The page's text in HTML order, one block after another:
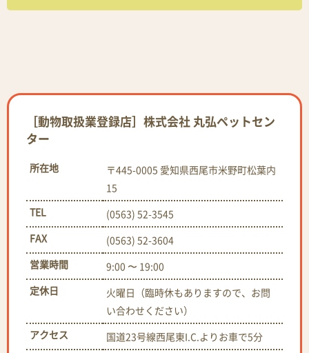
［動物取扱業登録店］株式会社 丸弘ペットセン
ター
所在地
〒445-0005 愛知県西尾市米野町松葉内
15
TEL
(0563) 52-3545
FAX
(0563) 52-3604
営業時間
9:00 〜 19:00
定休日
火曜日（臨時休もありますので、お問
い合わせください）
アクセス
国道23号線西尾東I.C.よりお車で5分